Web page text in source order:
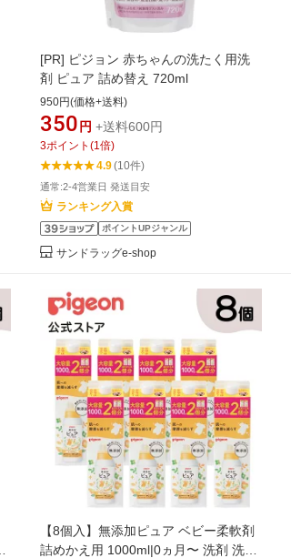
[PR] ピジョン 赤ちゃんの洗たく用洗
剤 ピュア 詰め替え 720ml
950円(価格+送料)
350 円 +送料600円
3ポイント (1倍)
4.9(10件)
通常:2-4営業日 発送目安
ランキング入賞
ポイントUPジャンル
サンドラッグe-shop
【8個入】無添加ピュア ベビー柔軟剤
詰めかえ用 1000ml|0ヵ月〜 洗剤 洗濯